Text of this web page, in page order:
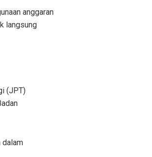
anggaran
langsung
(JPT)
dalam